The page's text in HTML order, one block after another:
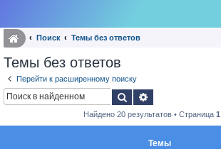
Поиск Темы без ответов
Темы без ответов
Перейти к расширенному поиску
Поиск
Найдено 20 результатов • Страница 1
Темы